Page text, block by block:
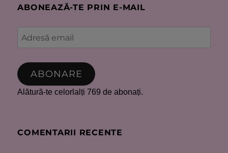
ABONEAZĂ-TE PRIN E-MAIL
Adresă
email
ABONARE
Alătură-te celorlalți 769 de abonați.
COMENTARII RECENTE